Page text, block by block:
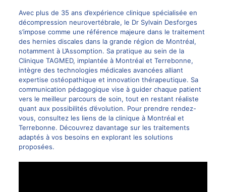
Avec plus de 35 ans d’expérience clinique spécialisée en
décompression neurovertébrale, le Dr Sylvain Desforges
s’impose comme une référence majeure dans le traitement
des hernies discales dans la grande région de Montréal,
notamment à L’Assomption. Sa pratique au sein de la
Clinique TAGMED, implantée à Montréal et Terrebonne,
intègre des technologies médicales avancées alliant
expertise ostéopathique et innovation thérapeutique. Sa
communication pédagogique vise à guider chaque patient
vers le meilleur parcours de soin, tout en restant réaliste
quant aux possibilités d’évolution. Pour prendre rendez-
vous, consultez les liens de la clinique à Montréal et
Terrebonne. Découvrez davantage sur les traitements
adaptés à vos besoins en explorant les solutions
proposées.